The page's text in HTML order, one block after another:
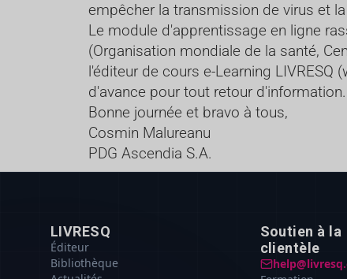
empêcher la transmission de virus et
Le module d'apprentissage en ligne
(Organisation mondiale de la santé,
l'éditeur de cours e-Learning LIVRESQ (
d'avance pour tout retour d'information.
Bonne journée et bravo à tous,
Cosmin Malureanu
PDG Ascendia S.A.
LIVRESQ
Éditeur
Bibliothèque
Soutien à la
clientèle